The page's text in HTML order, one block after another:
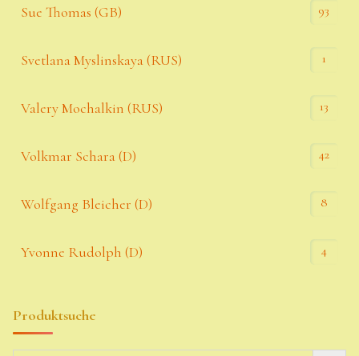
Sue Thomas (GB) 93
Svetlana Myslinskaya (RUS) 1
Valery Mochalkin (RUS) 13
Volkmar Schara (D) 42
Wolfgang Bleicher (D) 8
Yvonne Rudolph (D) 4
Produktsuche